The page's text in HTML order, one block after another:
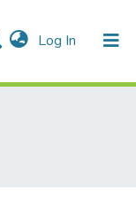
Log In (current)